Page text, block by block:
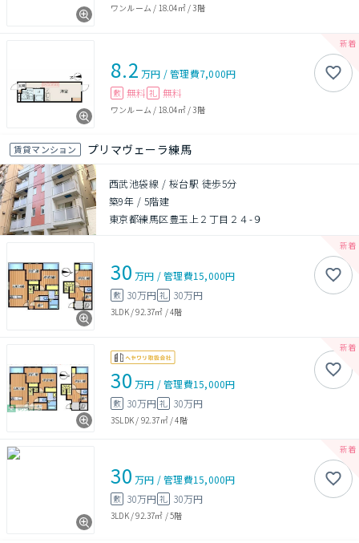
ワンルーム / 18.04㎡/3階
8.2 万円 /管理費7,000円
敷 無料 礼 無料
ワンルーム / 18.04㎡/3階
賃貸マンション プリマヴェーラ練馬
西武池袋線 / 桜台駅 徒歩5分
築9年 / 5階建
東京都練馬区豊玉上２丁目２４-９
30 万円 /管理費15,000円
敷 30万円 礼 30万円
3LDK/92.37㎡ /4階
30 万円 /管理費15,000円
敷 30万円 礼 30万円
3SLDK / 92.37㎡/4階
30 万円 /管理費15,000円
敷 30万円 礼 30万円
3LDK/92.37㎡ /5階